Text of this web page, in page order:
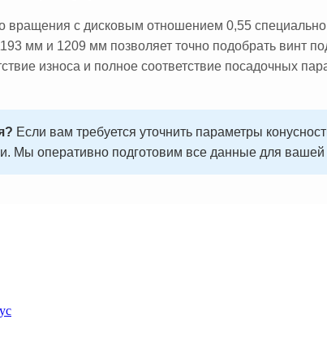
вращения с дисковым отношением 0,55
мм и 1209 мм позволяет точно подобрать винт
износа и полное соответствие посадочных
Если вам требуется уточнить параметры
Мы оперативно подготовим все данные для вашей